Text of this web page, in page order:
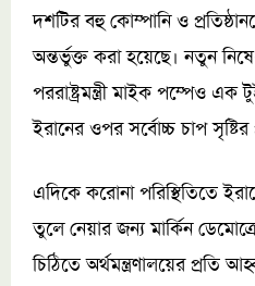
দশটির বহু কোম্পানি ও
অন্তর্ভুক্ত করা হয়েছে। নতুন
পররাষ্ট্রমন্ত্রী মাইক পম্পেও এক
ইরানের ওপর সর্বোচ্চ চাপ সৃষ্টির
এদিকে করোনা পরিস্থিতিতে
তুলে নেয়ার জন্য মার্কিন
চিঠিতে অর্থমন্ত্রণালয়ের প্রতি